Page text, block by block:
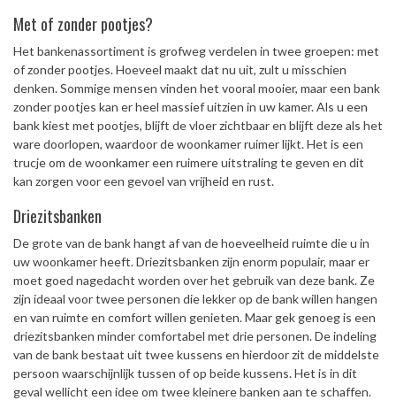
Met of zonder pootjes?
Het bankenassortiment is grofweg verdelen in twee groepen: met
of zonder pootjes. Hoeveel maakt dat nu uit, zult u misschien
denken. Sommige mensen vinden het vooral mooier, maar een bank
zonder pootjes kan er heel massief uitzien in uw kamer. Als u een
bank kiest met pootjes, blijft de vloer zichtbaar en blijft deze als het
ware doorlopen, waardoor de woonkamer ruimer lijkt. Het is een
trucje om de woonkamer een ruimere uitstraling te geven en dit
kan zorgen voor een gevoel van vrijheid en rust.
Driezitsbanken
De grote van de bank hangt af van de hoeveelheid ruimte die u in
uw woonkamer heeft. Driezitsbanken zijn enorm populair, maar er
moet goed nagedacht worden over het gebruik van deze bank. Ze
zijn ideaal voor twee personen die lekker op de bank willen hangen
en van ruimte en comfort willen genieten. Maar gek genoeg is een
driezitsbanken minder comfortabel met drie personen. De indeling
van de bank bestaat uit twee kussens en hierdoor zit de middelste
persoon waarschijnlijk tussen of op beide kussens. Het is in dit
geval wellicht een idee om twee kleinere banken aan te schaffen.